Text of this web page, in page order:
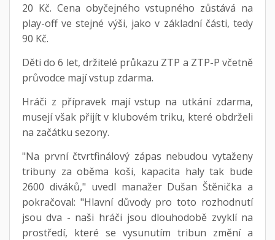
20 Kč. Cena obyčejného vstupného zůstává na
play-off ve stejné výši, jako v základní části, tedy
90 Kč.
Děti do 6 let, držitelé průkazu ZTP a ZTP-P včetně
průvodce mají vstup zdarma.
Hráči z přípravek mají vstup na utkání zdarma,
musejí však přijít v klubovém triku, které obdrželi
na začátku sezony.
"Na první čtvrtfinálový zápas nebudou vytaženy
tribuny za oběma koši, kapacita haly tak bude
2600 diváků," uvedl manažer Dušan Štěnička a
pokračoval: "Hlavní důvody pro toto rozhodnutí
jsou dva - naši hráči jsou dlouhodobě zvyklí na
prostředí, které se vysunutím tribun změní a